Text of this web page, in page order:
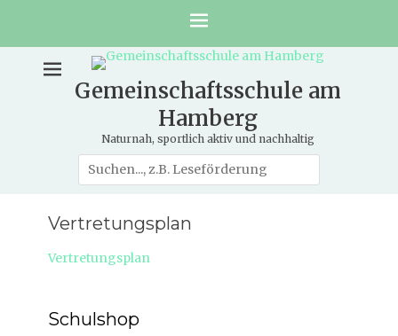
Gemeinschaftsschule am
Hamberg
Naturnah, sportlich aktiv und nachhaltig
Suche
nach:
Vertretungsplan
Vertretungsplan
Schulshop